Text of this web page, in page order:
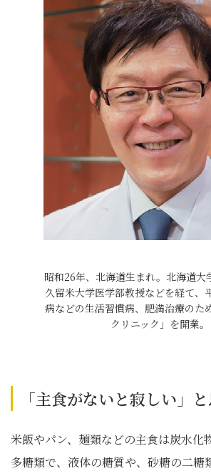
昭和26年、北海道生まれ。北海道大
久留米大学医学部教授などを経て、
病などの生活習慣病、肥満治療のた
クリニック」を開業。
「主食がないと寂しい」
米飯やパン、麺類などの主食は炭水化
多糖類で、液体の糖質や、砂糖の二糖